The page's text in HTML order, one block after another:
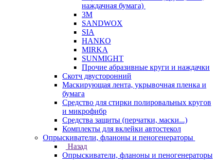
наждачная бумага)
3М
SANDWOX
SIA
HANKO
MIRKA
SUNMIGHT
Прочие абразивные круги и наждачки
Скотч двусторонний
Маскирующая лента, укрывочная пленка и
бумага
Средство для стирки полировальных кругов
и микрофибр
Средства защиты (перчатки, маски...)
Комплекты для вклейки автостекол
Опрыскиватели, фланоны и пеногенераторы
Назад
Опрыскиватели, фланоны и пеногенераторы